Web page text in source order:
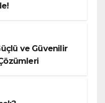
ve Güvenilir